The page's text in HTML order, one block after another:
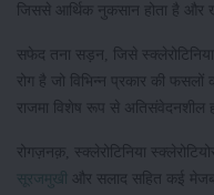
जिससे आर्थिक नुकसान होता है और
सफेद तना सड़न, जिसे
रोग है जो विभिन्न प्रकार की फसलों
राजमा विशेष रूप से अतिसंवेदनशील
रोगज़नक़, स्क्लेरोटिनिया
सूरजमुखी
और सलाद सहित कई